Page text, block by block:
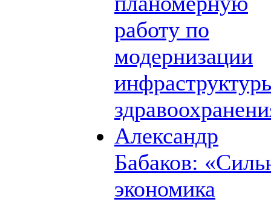
работу по
модернизации
Александр
Бабаков:
экономика